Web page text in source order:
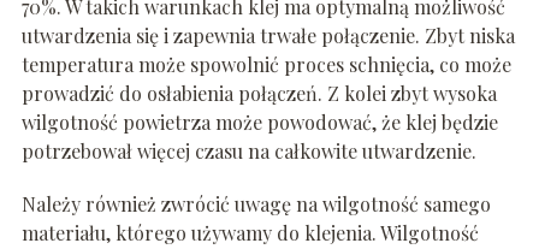
70%. W takich warunkach klej ma optymalną możliwość
utwardzenia się i zapewnia trwałe połączenie. Zbyt niska
temperatura może spowolnić proces schnięcia, co może
prowadzić do osłabienia połączeń. Z kolei zbyt wysoka
wilgotność powietrza może powodować, że klej będzie
potrzebował więcej czasu na całkowite utwardzenie.
Należy również zwrócić uwagę na wilgotność samego
materiału, którego używamy do klejenia. Wilgotność